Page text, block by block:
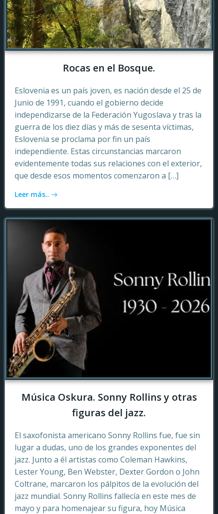
Rocas en el Bosque.
Eslovenia es un país joven, es nación desde el 25 de
Junio de 1991, cuando el gobierno decide
independizarse de la Federación Yugoslava y tras la
guerra de los diez días y más de sesenta víctimas,
Eslovenia se proclama por fin un país
independiente. Estas circunstancias marcaron
evidentemente todas sus relaciones con el exterior,
que desde esos momentos comenzaron a […]
Leer más..
Música Oskura. Sonny Rollins y otras
figuras del jazz.
El saxofonista americano Sonny Rollins fue, fue sin
lugar a dudas, uno de los grandes exponentes del
jazz. Junto a él artistas como Coleman Hawkins,
Lester Young, Ben Webster, Dexter Gordon o John
Coltrane, marcaron los pálpitos de la evolución del
jazz mundial. Sonny Rollins fallecía en este mes de
mayo y para homenajear su figura, hoy Música